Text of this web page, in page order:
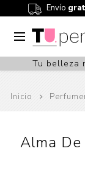
Envío
Tu belleza
Inicio
Alma